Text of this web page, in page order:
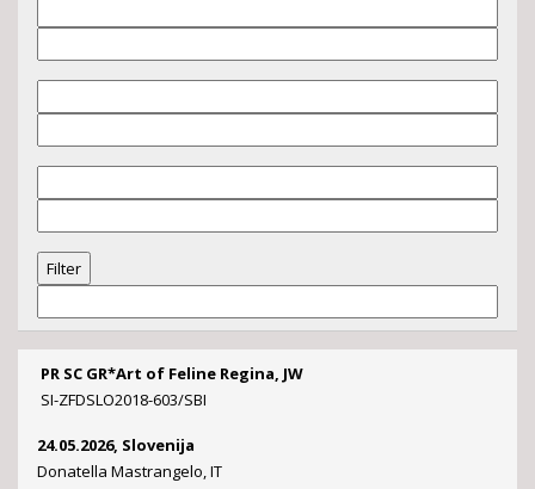
PR SC GR*Art of Feline Regina, JW
SI-ZFDSLO2018-603/SBI
24.05.2026, Slovenija
Donatella Mastrangelo, IT